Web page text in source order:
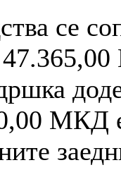
се
МКД